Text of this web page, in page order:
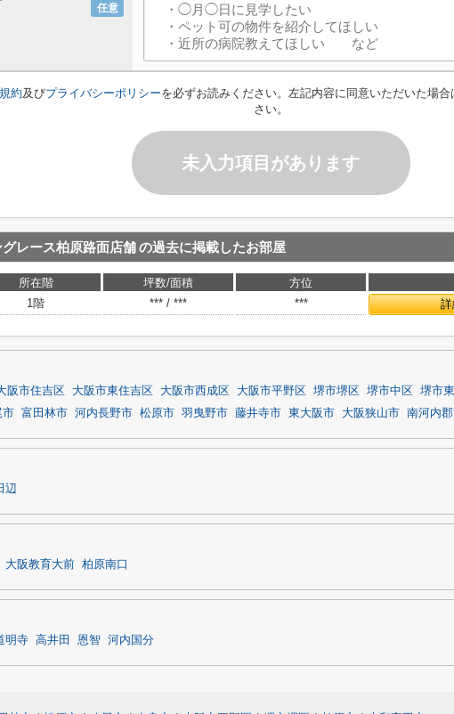
任意
約及びプライバシーポリシーを必ずお読みください。左記内容に同意いただいた場
さい。
未入力項目があります
グレース柏原路面店舗の過去に掲載したお部屋
所在階 坪数/面積 方位
1階
*** / *** ***
阪市住吉区 大阪市東住吉区 大阪市西成区 大阪市平野区 堺市堺区 堺市中区 堺市
市 富田林市 河内長野市 松原市 羽曳野市 藤井寺市 東大阪市 大阪狭山市 南河内郡
辺
大阪教育大前 柏原南口
明寺 高井田 恩智 河内国分